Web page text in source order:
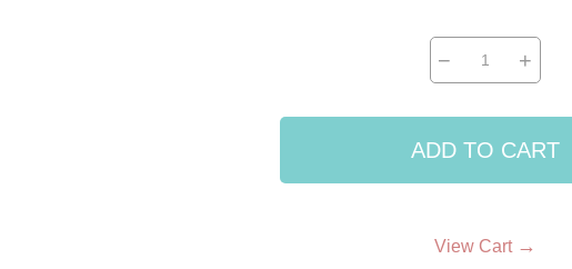
− +
ADD TO CART
View Cart →